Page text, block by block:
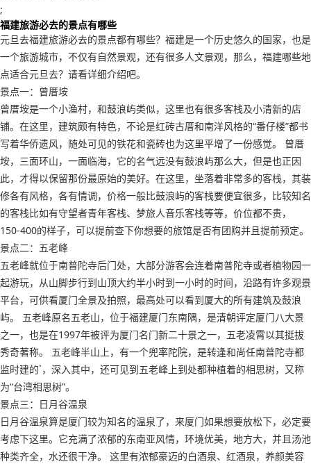
;
福建旅游必去的景点有哪些
元旦去福建旅游必去的景点都有哪些？福建是一个历史悠久的国家，也是
一个旅游城市，不仅有自然景观，还有很多人文景观，那么，福建哪些地
点适合元旦去？请看详细介绍吧。
景点一：曾厝垵
曾厝垵是一个小渔村，和鼓浪屿类似，这里也有很多客栈及小清新的店
铺。在这里，建筑颇有特色，不论是红砖古厝和南洋风格的“番仔楼”都书
写着华侨遗风，随处可见的铁花和瓷砖也为这里平增了一份感觉。 曾厝
垵，三面环山，一面临海，它的名气远没有鼓浪屿那么大，但是也正因
此，才得以保留那份最原始的美好。在这里，坐落着非常多的客栈，其装
修各有风格，各有情调，价格一般比鼓浪屿的客栈要便宜很多，比较知名
的客栈比如有守望者青年客栈、梦旅人音乐客栈等等，价位都不贵，
150-400的样子，可以提前查下你想要的旅馆是否有团购并且提前预定。
景点二：五老峰
五老峰就位于南普陀寺后门处，大部分游客会连着南普陀寺或者植物园一
起游玩，从山脚步行到山顶大约半小时到一小时的时间，沿路有许多观景
平台，可供看厦门全景及拍照，最高处可以看到厦大的所有建筑及鼓浪
屿。 五老峰原名五老山，位于福建厦门东南隅，是清朝评定厦门八大景
之一，也是在1997年被评为厦门名门新二十景之一，五老凌霄以其挺拔
秀奇著称。 五老峰半山上，有一个兜率陀院，是转逢和尚任南普陀寺都
监时建的`，深入其中，还可见到五老峰上到处都种植着的相思树，又称
为“台湾相思树”。
景点三：日月谷温泉
日月谷温泉算是厦门较为知名的温泉了，来厦门如果想要放松下，必定要
考虑下这里。它充满了浓郁的东南亚风情，环境优美，地方大，并且汤池
种类齐全，水还很干净。 这里有浓郁豪迈的白酒泉、红酒泉，养颜美容